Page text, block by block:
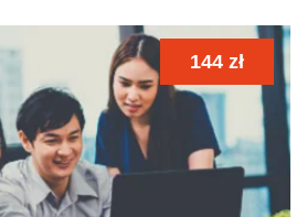
144 zł